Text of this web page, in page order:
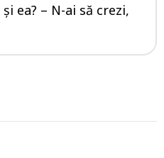
ea? – N-ai să crezi,